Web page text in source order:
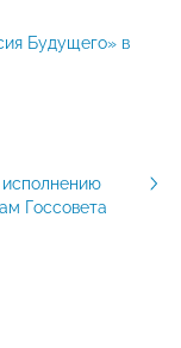
Будущего» в
Госсовета